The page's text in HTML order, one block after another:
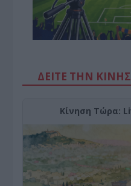
ΔΕΙΤΕ ΤΗΝ
Κίνηση Τώρα: